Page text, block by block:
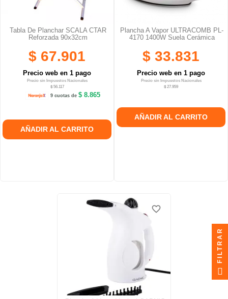
Tabla De Planchar SCALA CTAR
Reforzada 90x32cm
$ 67.901
Precio web en 1 pago
Precio sin Impuestos Nacionales
$ 56.117
9 cuotas de $ 8.865
AÑADIR AL CARRITO
Plancha A Vapor ULTRACOMB PL-
4170 1400W Suela Cerámica
$ 33.831
Precio web en 1 pago
Precio sin Impuestos Nacionales
$ 27.959
AÑADIR AL CARRITO
favorite_border
favorite_border
FILTRAR